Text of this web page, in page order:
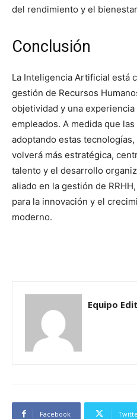
del rendimiento y el
Conclusión
La Inteligencia Artificial está
gestión de Recursos
objetividad y una
empleados. A medida que
adoptando estas tecnologías,
volverá más estratégica,
talento y el desarrollo
aliado en la gestión de
para la innovación y el
moderno.
Equipo
Facebook